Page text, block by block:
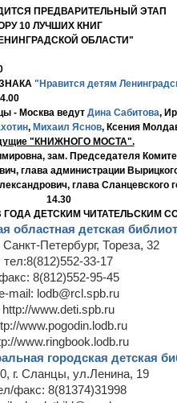
ПРЕДВАРИТЕЛЬНЫЙ ЭТАП
10 ЛУЧШИХ КНИГ
ОБЛАСТИ"
ЗНАКА "Нравится детям
- Москва ведут Дина Сабитова,
, Михаил Яснов, Ксения
"КНИЖНОГО МОСТА".
, зам. Председателя
, глава администрации
, глава Сланцевского
14.30
ДЕТСКИМ ЧИТАТЕЛЬСКИМ
областная детская
Санкт-Петербург, Тореза, 32
тел:8(812)552-33-17
8(812)552-95-45
mail: lodb@rcl.spb.ru
http://www.deti.spb.ru
www.pogodin.lodb.ru
www.ringbook.lodb.ru
городская детская
г. Сланцы, ул.Ленина, 19
факс: 8(81374)31998